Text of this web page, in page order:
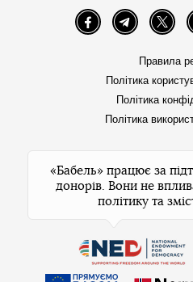
FacebookTelegram
Правила
Політика
Політика
Політика
«Бабель» працює за
донорів. Вони не
політику та